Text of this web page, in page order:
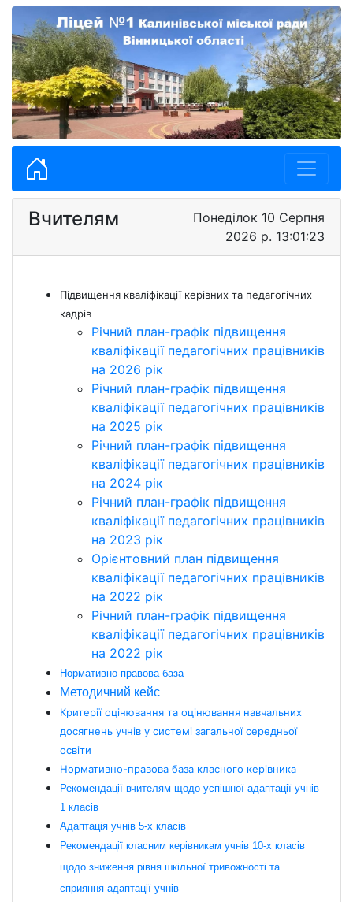
Вчителям
Понеділок 10 Серпня
2026 р. 13:01:23
Підвищення кваліфікації керівних та педагогічних
кадрів
Річний план-графік підвищення
кваліфікації педагогічних працівників
на 2026 рік
Річний план-графік підвищення
кваліфікації педагогічних працівників
на 2025 рік
Річний план-графік підвищення
кваліфікації педагогічних працівників
на 2024 рік
Річний план-графік підвищення
кваліфікації педагогічних працівників
на 2023 рік
Орієнтовний план підвищення
кваліфікації педагогічних працівників
на 2022 рік
Річний план-графік підвищення
кваліфікації педагогічних працівників
на 2022 рік
Нормативно-правова база
Методичний кейс
Критерії оцінювання та оцінювання навчальних
досягнень учнів у системі загальної середньої
освіти
Нормативно-правова база класного керівника
Рекомендації вчителям щодо успішної адаптації учнів
1 класів
Адаптація учнів 5-х класів
Рекомендації класним керівникам учнів 10-х класів
щодо зниження рівня шкільної тривожності та
сприяння адаптації учнів